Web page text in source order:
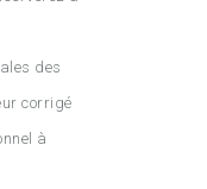
des
corrigé
à